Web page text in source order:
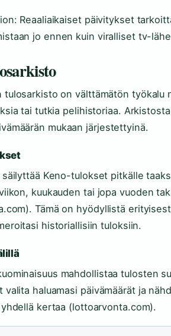
Reaaliaikaiset päivitykset
jo ennen kuin viralliset tv-
tulosarkisto on välttämätön työkalu
tai tutkia pelihistoriaa.
mukaan järjestettyinä.
säilyttää Keno-tulokset pitkälle
kuukauden tai jopa vuoden
Tämä on hyödyllistä
historiallisiin tuloksiin.
mahdollistaa tulosten
valita haluamasi päivämäärät ja
kertaa (lottoarvonta.com).